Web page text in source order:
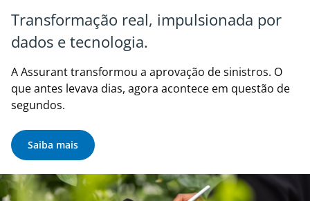
Transformação real, impulsionada por
dados e tecnologia.
A Assurant transformou a aprovação de sinistros. O
que antes levava dias, agora acontece em questão de
segundos.
Saiba mais